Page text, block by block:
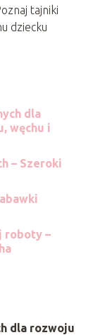
tajniki
dziecku
dla
węchu i
– Szeroki
roboty –
dla rozwoju